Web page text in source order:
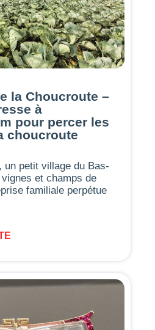
la Choucroute –
à
pour percer les
choucroute
un petit village du Bas-
et champs de
familiale perpétue